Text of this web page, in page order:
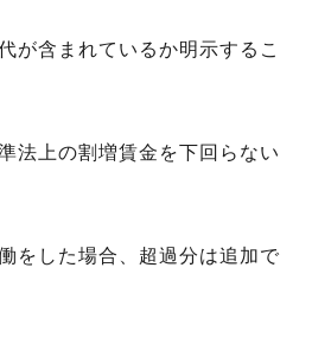
が含まれているか明示するこ
法上の割増賃金を下回らない
をした場合、超過分は追加で